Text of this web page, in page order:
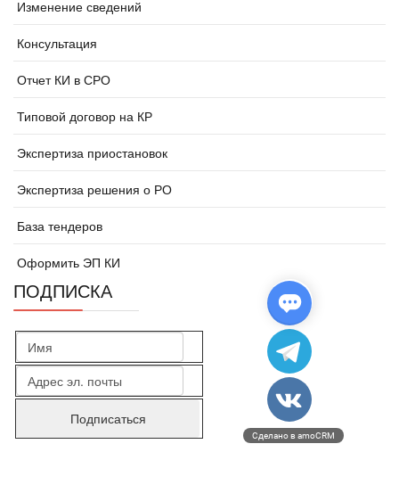
Изменение сведений
Консультация
Отчет КИ в СРО
Типовой договор на КР
Экспертиза приостановок
Экспертиза решения о РО
База тендеров
Оформить ЭП КИ
ПОДПИСКА
Сделано в amoCRM